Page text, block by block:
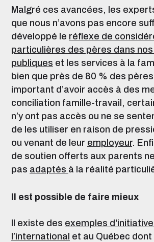
Malgré ces avancées, les
que nous n’avons pas encore
développé le réflexe de
particulières des pères dans
publiques et les services à la
bien que près de 80 % des
important d’avoir accès à des
conciliation famille-travail,
n’y ont pas accès ou ne se
de les utiliser en raison de
ou venant de leur employeur.
de soutien offerts aux parents
pas adaptés à la réalité
Il est possible de faire mieux
Il existe des exemples
l’international et au Québec